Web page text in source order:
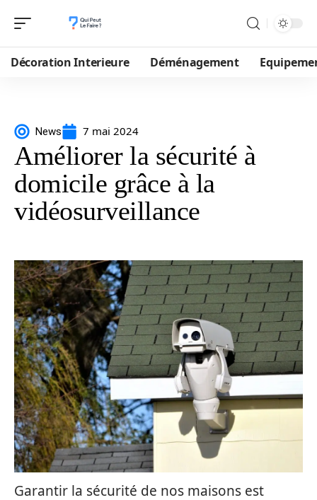
Décoration Interieure Déménagement
News 7 mai 2024
Améliorer la sécurité à
domicile grâce à la
vidéosurveillance
Garantir la sécurité de nos maisons est